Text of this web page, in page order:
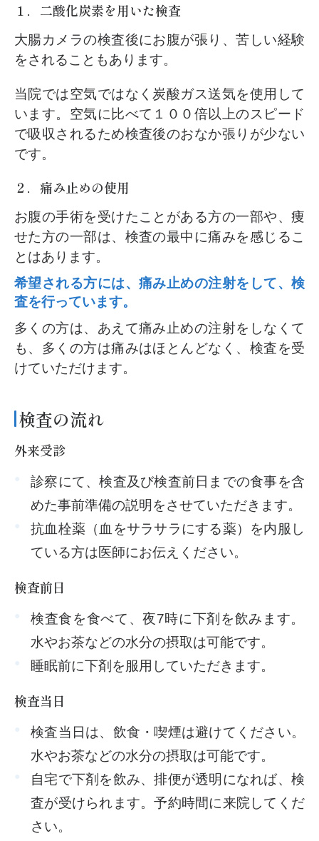
１．二酸化炭素を用いた検査
大腸カメラの検査後にお腹が張り、苦しい経験
をされることもあります。
当院では空気ではなく炭酸ガス送気を使用して
います。空気に比べて１００倍以上のスピード
で吸収されるため検査後のおなか張りが少ない
です。
２．痛み止めの使用
お腹の手術を受けたことがある方の一部や、痩
せた方の一部は、検査の最中に痛みを感じるこ
とはあります。
希望される方には、痛み止めの注射をして、検
査を行っています。
多くの方は、あえて痛み止めの注射をしなくて
も、多くの方は痛みはほとんどなく、検査を受
けていただけます。
検査の流れ
外来受診
診察にて、検査及び検査前日までの食事を含
めた事前準備の説明をさせていただきます。
抗血栓薬（血をサラサラにする薬）を内服し
ている方は医師にお伝えください。
検査前日
検査食を食べて、夜7時に下剤を飲みます。
水やお茶などの水分の摂取は可能です。
睡眠前に下剤を服用していただきます。
検査当日
検査当日は、飲食・喫煙は避けてください。
水やお茶などの水分の摂取は可能です。
自宅で下剤を飲み、排便が透明になれば、検
査が受けられます。予約時間に来院してくだ
さい。